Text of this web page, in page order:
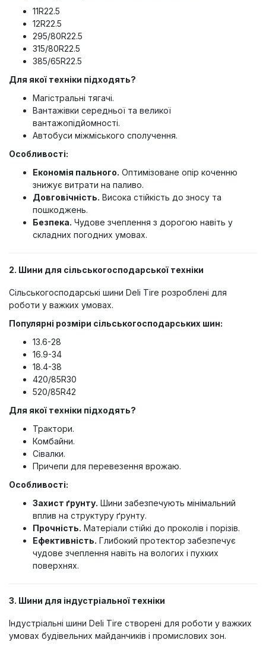
11R22.5
12R22.5
295/80R22.5
315/80R22.5
385/65R22.5
Для якої техніки підходять?
Магістральні тягачі.
Вантажівки середньої та великої
вантажопідйомності.
Автобуси міжміського сполучення.
Особливості:
Економія пального. Оптимізоване опір коченню
знижує витрати на паливо.
Довговічність. Висока стійкість до зносу та
пошкоджень.
Безпека. Чудове зчеплення з дорогою навіть у
складних погодних умовах.
2. Шини для сільськогосподарської техніки
Сільськогосподарські шини Deli Tire розроблені для
роботи у важких умовах.
Популярні розміри сільськогосподарських шин:
13.6-28
16.9-34
18.4-38
420/85R30
520/85R42
Для якої техніки підходять?
Трактори.
Комбайни.
Сівалки.
Причепи для перевезення врожаю.
Особливості:
Захист ґрунту. Шини забезпечують мінімальний
вплив на структуру ґрунту.
Прочність. Матеріали стійкі до проколів і порізів.
Ефективність. Глибокий протектор забезпечує
чудове зчеплення навіть на вологих і пухких
поверхнях.
3. Шини для індустріальної техніки
Індустріальні шини Deli Tire створені для роботи у важких
умовах будівельних майданчиків і промислових зон.